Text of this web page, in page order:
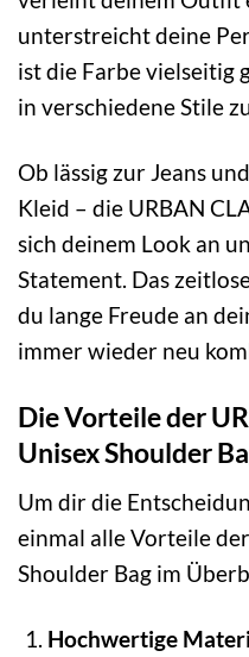
unterstreicht deine
ist die Farbe vielseitig
in verschiedene Stile
Ob lässig zur Jeans
Kleid – die URBAN
sich deinem Look an
Statement. Das
du lange Freude an
immer wieder neu
Die Vorteile der
Unisex Shoulder
Um dir die
einmal alle Vorteile
Shoulder Bag im
Hochwertige